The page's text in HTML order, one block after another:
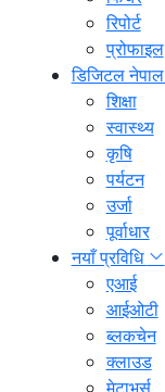
रिपोर्ट
प्रोफाइल
डिजिटल नेपाल
शिक्षा
स्वास्थ्य
कृषि
पर्यटन
उर्जा
पूर्वाधार
नयाँ प्रविधि
एआई
आईओटी
ब्लकचेन
क्लाउड